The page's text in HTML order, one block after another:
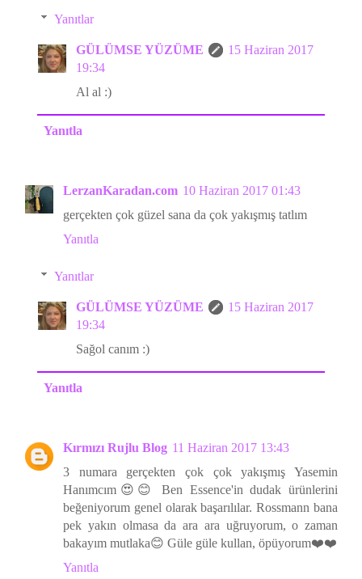
Yanıtlar
GÜLÜMSE YÜZÜME
15 Haziran 2017
19:34
Al al :)
Yanıtla
LerzanKaradan.com 10 Haziran 2017 01:43
gerçekten çok güzel sana da çok yakışmış tatlım
Yanıtla
Yanıtlar
GÜLÜMSE YÜZÜME
15 Haziran 2017
19:34
Sağol canım :)
Yanıtla
Kırmızı Rujlu Blog 11 Haziran 2017 13:43
3 numara gerçekten çok çok yakışmış Yasemin
Hanımcım😍😊 Ben Essence'in dudak ürünlerini
beğeniyorum genel olarak başarılılar. Rossmann bana
pek yakın olmasa da ara ara uğruyorum, o zaman
bakayım mutlaka😊 Güle güle kullan, öpüyorum❤️❤️
Yanıtla